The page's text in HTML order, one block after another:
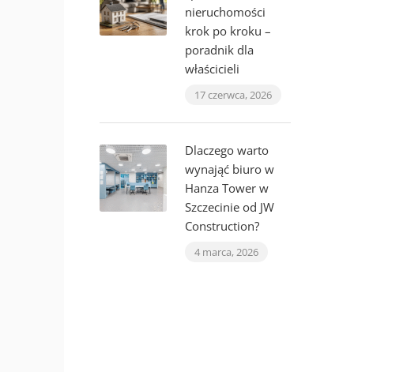
nieruchomości
krok po kroku –
poradnik dla
właścicieli
17 czerwca, 2026
Dlaczego warto
wynająć biuro w
Hanza Tower w
Szczecinie od JW
Construction?
4 marca, 2026